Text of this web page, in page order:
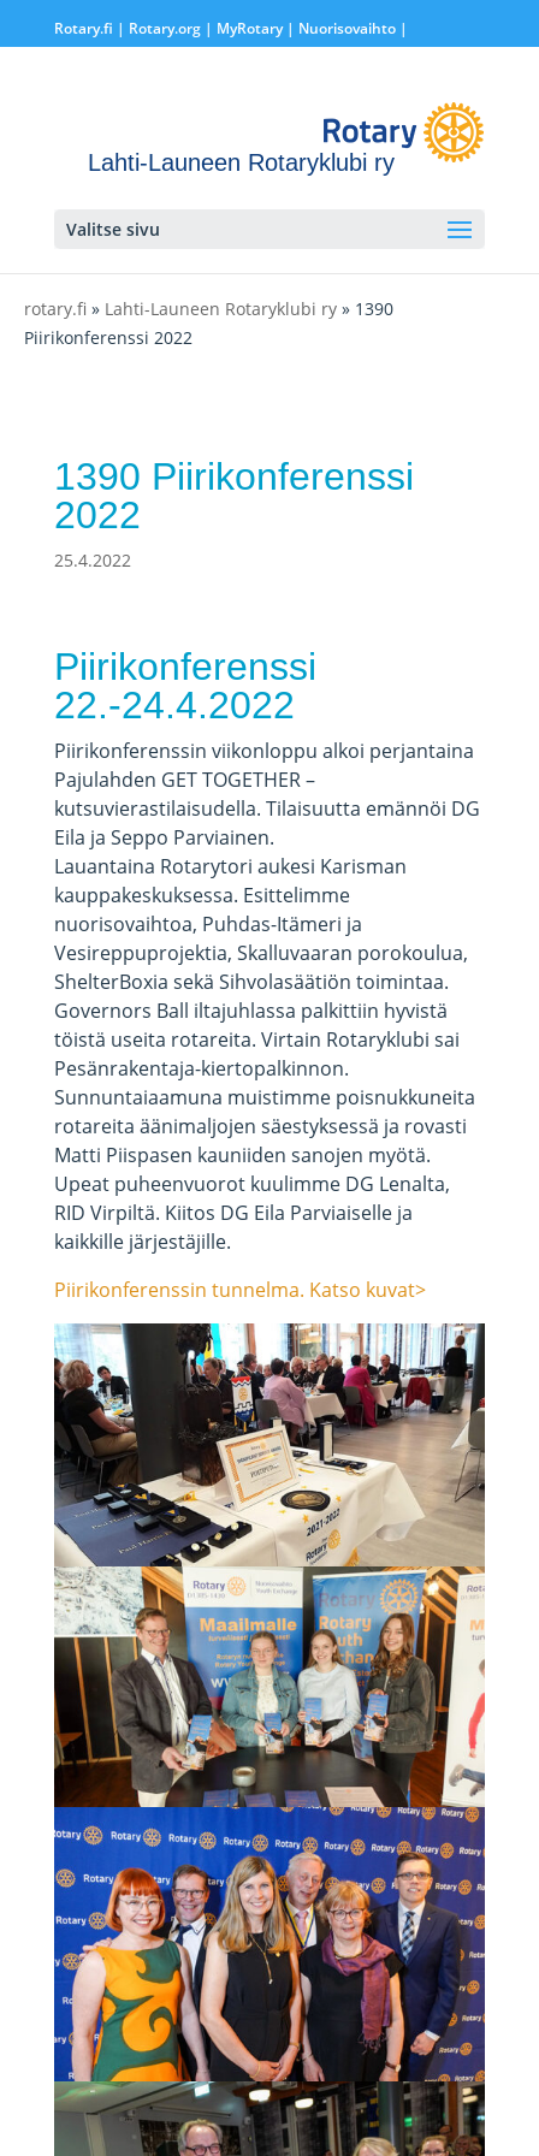
Rotary.fi | Rotary.org| MyRotary | Nuorisovaihto|
Lahti-Launeen Rotaryklubi ry
Valitse sivu
rotary.fi » Lahti-Launeen Rotaryklubi ry » 1390
Piirikonferenssi 2022
1390 Piirikonferenssi
2022
25.4.2022
Piirikonferenssi
22.-24.4.2022
Piirikonferenssin viikonloppu alkoi perjantaina
Pajulahden GET TOGETHER –
kutsuvierastilaisudella. Tilaisuutta emännöi DG
Eila ja Seppo Parviainen.
Lauantaina Rotarytori aukesi Karisman
kauppakeskuksessa. Esittelimme
nuorisovaihtoa, Puhdas-Itämeri ja
Vesireppuprojektia, Skalluvaaran porokoulua,
ShelterBoxia sekä Sihvolasäätiön toimintaa.
Governors Ball iltajuhlassa palkittiin hyvistä
töistä useita rotareita. Virtain Rotaryklubi sai
Pesänrakentaja-kiertopalkinnon.
Sunnuntaiaamuna muistimme poisnukkuneita
rotareita äänimaljojen säestyksessä ja rovasti
Matti Piispasen kauniiden sanojen myötä.
Upeat puheenvuorot kuulimme DG Lenalta,
RID Virpiltä. Kiitos DG Eila Parviaiselle ja
kaikkille järjestäjille.
Piirikonferenssin tunnelma. Katso kuvat>